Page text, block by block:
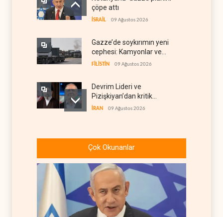
çöpe attı
İSRAİL 09 Ağustos 2026
Gazze’de soykırımın yeni
cephesi: Kamyonlar ve
sürücüler de hedefte
FİLİSTİN 09 Ağustos 2026
Devrim Lideri ve
Pizişkiyan’dan kritik
görüşme
İRAN 09 Ağustos 2026
güçlere büyük operasyon
Grönland’da izinsiz sondaj
hamlesi
BATI YARIM KÜRE 09 Ağustos 2026
Çok Okunanlar